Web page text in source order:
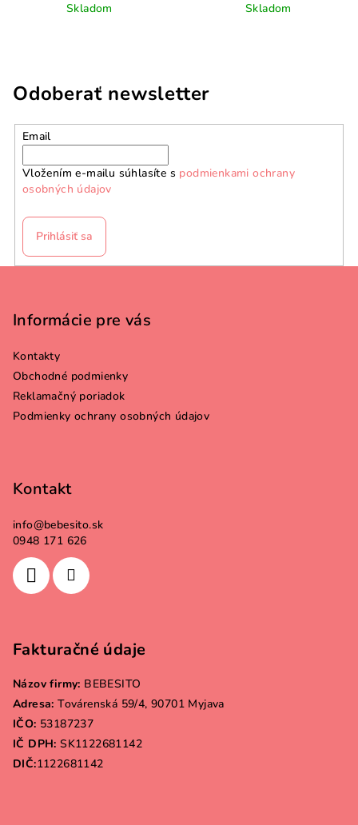
Skladom
Skladom
Odoberať newsletter
Email
Vložením e-mailu súhlasíte s podmienkami ochrany
osobných údajov
Prihlásiť sa
Informácie pre vás
Kontakty
Obchodné podmienky
Reklamačný poriadok
Podmienky ochrany osobných údajov
Kontakt
info@bebesito.sk
0948 171 626
Fakturačné údaje
Názov firmy: BEBESITO
Adresa: Továrenská 59/4, 90701 Myjava
IČO: 53187237
IČ DPH: SK1122681142
DIČ:1122681142